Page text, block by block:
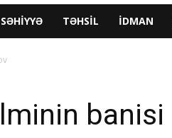
SƏHIYYƏ TƏHSIL İDMAN
banisi